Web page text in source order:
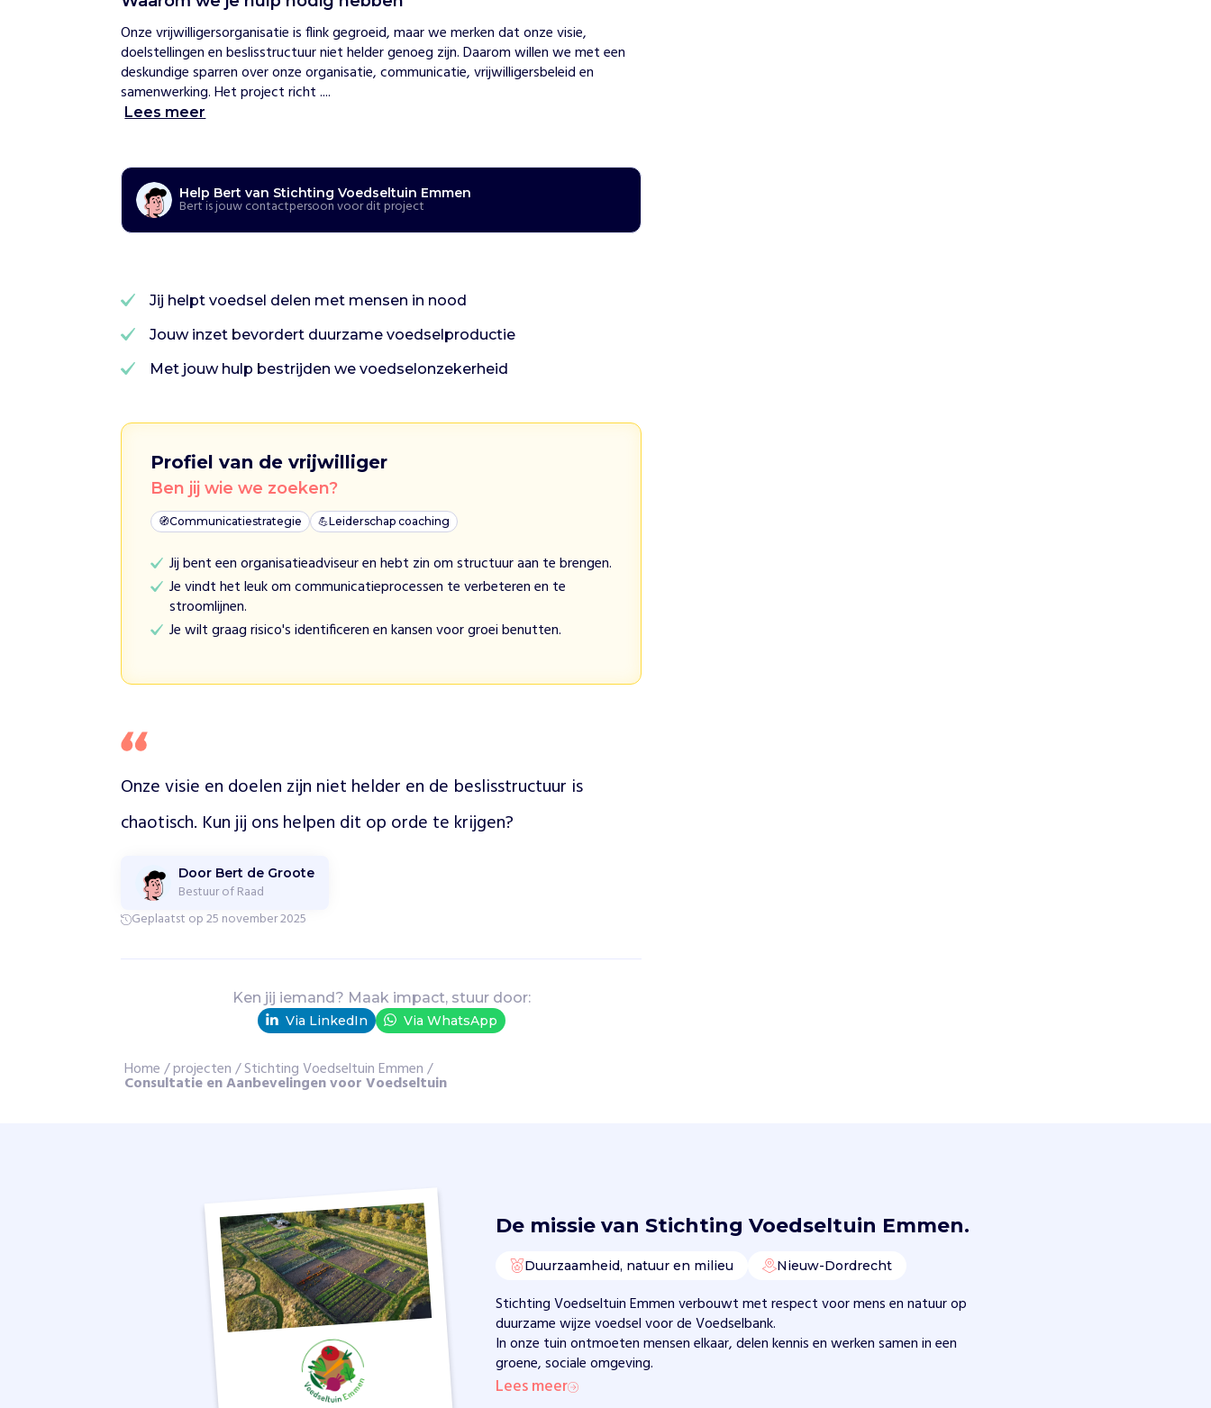
e
t
u
i
n
E
m
H
o
d
k
a
s
m
m
e
n
e
n
Onze vrijwilligersorganisatie is flink gegroeid, maar we merken dat onze visie,
doelstellingen en beslisstructuur niet helder genoeg zijn. Daarom willen we met een
deskundige sparren over onze organisatie, communicatie, vrijwilligersbeleid en
samenwerking. Het project richt ....
Lees meer
Help Bert van Stichting Voedseltuin Emmen
Bert is jouw contactpersoon voor dit project
Jij helpt voedsel delen met mensen in nood
Jouw inzet bevordert duurzame voedselproductie
Met jouw hulp bestrijden we voedselonzekerheid
Profiel van de vrijwilliger
Ben jij wie we zoeken?
🧭Communicatiestrategie 💪Leiderschap coaching
Jij bent een organisatieadviseur en hebt zin om structuur aan te brengen.
Je vindt het leuk om communicatieprocessen te verbeteren en te
stroomlijnen.
Je wilt graag risico's identificeren en kansen voor groei benutten.
Onze visie en doelen zijn niet helder en de beslisstructuur is
chaotisch. Kun jij ons helpen dit op orde te krijgen?
Door Bert de Groote
Bestuur of Raad
Geplaatst op 25 november 2025
Ken jij iemand? Maak impact, stuur door:
Via LinkedIn Via WhatsApp
Home /projecten /Stichting Voedseltuin Emmen /
Consultatie en Aanbevelingen voor Voedseltuin
De missie van Stichting Voedseltuin Emmen.
Duurzaamheid, natuur en milieu Nieuw-Dordrecht
Stichting Voedseltuin Emmen verbouwt met respect voor mens en natuur op
duurzame wijze voedsel voor de Voedselbank.
In onze tuin ontmoeten mensen elkaar, delen kennis en werken samen in een
groene, sociale omgeving.
Lees meer